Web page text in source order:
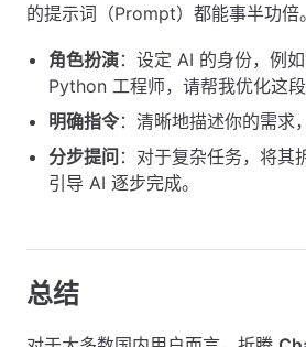
的提示词（Prompt）都能事半功倍。
角色扮演：设定 AI 的身份，例
Python 工程师，请帮我优化这段
明确指令：清晰地描述你的需求
分步提问 ：对于复杂任务，将其
引导 AI 逐步完成。
总结